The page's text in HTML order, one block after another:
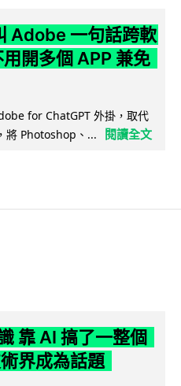
Adobe 一句話跨軟
開多個 APP 兼免
for ChatGPT 外掛，取代
將 Photoshop、...
閱讀全文
靠 AI 搞了一整個
界成為話題